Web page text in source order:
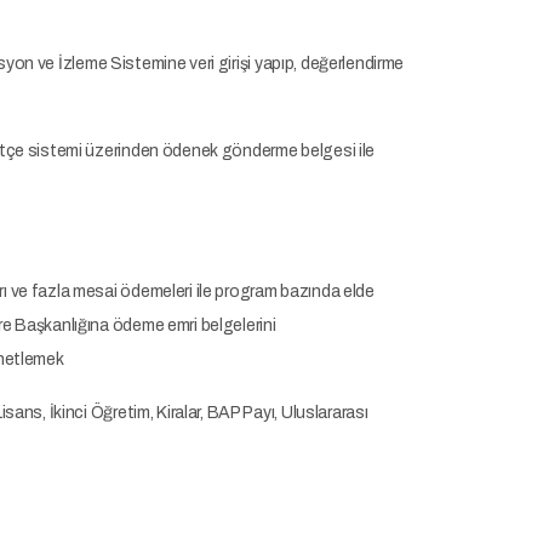
ve İzleme Sistemine veri girişi yapıp, değerlendirme
sistemi üzerinden ödenek gönderme belgesi ile
ve fazla mesai ödemeleri ile program bazında elde
ödeme emri belgelerini
İkinci Öğretim, Kiralar, BAP Payı, Uluslararası